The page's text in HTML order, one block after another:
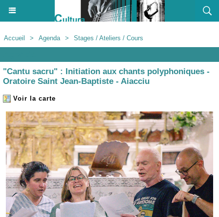
Accueil > Agenda > Stages / Ateliers / Cours
"Cantu sacru" : Initiation aux chants polyphoniques -
Oratoire Saint Jean-Baptiste - Aiacciu
Voir la carte